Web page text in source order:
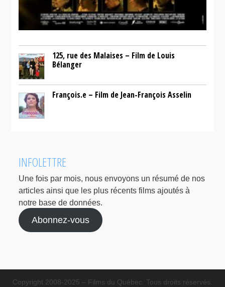
125, rue des Malaises – Film de Louis
Bélanger
François.e – Film de Jean-François Asselin
INFOLETTRE
Une fois par mois, nous envoyons un résumé de nos
articles ainsi que les plus récents films ajoutés à
notre base de données.
Abonnez-vous
Copyright 2008-2025 – Films du Québec. Tous droits réservés.